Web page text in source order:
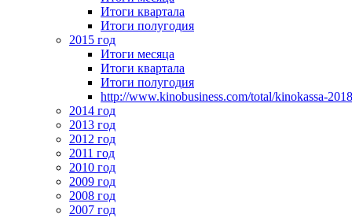
Итоги квартала
Итоги полугодия
2015 год
Итоги месяца
Итоги квартала
Итоги полугодия
http://www.kinobusiness.com/total/kinokassa-
2014 год
2013 год
2012 год
2011 год
2010 год
2009 год
2008 год
2007 год